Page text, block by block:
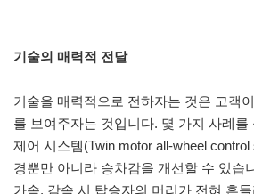
기술의 매력적 전달
기술을 매력적으로 전하자는 것은 고객
를 보여주자는 것입니다. 몇 가지 사례를
제어 시스템(Twin motor all-wheel
경뿐만 아니라 승차감을 개선할 수 있습
가속, 감속 시 탑승자의 머리가 전혀 흔